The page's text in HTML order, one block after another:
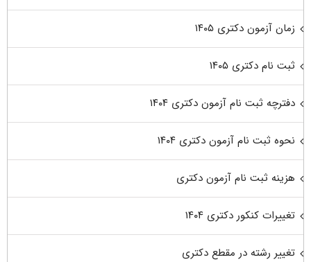
زمان آزمون دکتری ۱۴۰۵
ثبت نام دکتری ۱۴۰۵
دفترچه ثبت نام آزمون دکتری ۱۴۰۴
نحوه ثبت نام آزمون دکتری ۱۴۰۴
هزینه ثبت نام آزمون دکتری
تغییرات کنکور دکتری ۱۴۰۴
تغییر رشته در مقطع دکتری